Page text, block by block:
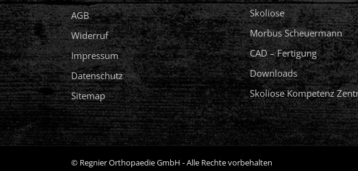
AGB
Widerruf
Impressum
Datenschutz
Sitemap
Skoliose
Morbus Scheuermann
CAD – Fertigung
Downloads
Skoliose Kompetenz
© Regnier Orthopaedie GmbH - Alle Rechte vorbehalten